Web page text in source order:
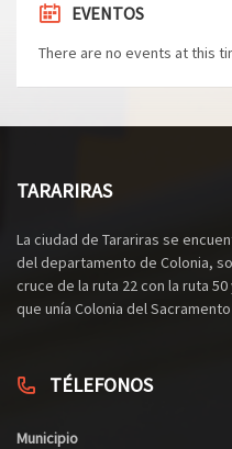
EVENTOS
There are no events at this
TARARIRAS
La ciudad de Tarariras se
del departamento de Colonia,
cruce de la ruta 22 con la ruta
que unía Colonia del
TÉLEFONOS
Municipio